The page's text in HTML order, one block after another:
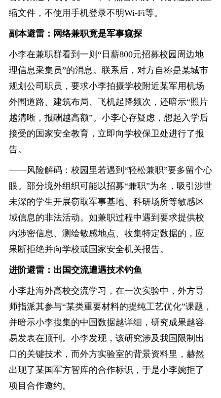
缩文件，不使用手机登录不明Wi-Fi等。
副本避雷：网络兼职竟是军事窥探
小李在兼职群看到一则“日薪800元招募校园周边地
理信息采集员”的消息。联系后，对方自称是某城市
规划公司职员，要求小李拍摄学校附近某军用机场
外围道路、建筑布局、飞机起降频次，还暗示“照片
越清晰，报酬越高额”。小李心存疑虑，想起入学后
接受的国家安全教育，立即向学校保卫处进行了报
告。
——风险解码：校园里若遇到“轻松兼职”要多留个心
眼。部分境外组织可能以招募“兼职”为名，吸引涉世
未深的学生开展窃取军事基地、科研场所等敏感区
域信息的非法活动。如兼职过程中遇到要求提供校
内涉密信息、测绘敏感地点、收集特定数据的，应
果断拒绝并向学校或国家安全机关报告。
进阶避雷：出国交流遭遇技术钓鱼
小李赴海外高校交流学习，在一次实验中，外方导
师指派其参与“某类重要材料的提纯工艺优化”课题，
并暗示小李搜集的中国数据越详细，研究成果越容
易发表在顶刊。小李发现，该研究涉及我国限制出
口的关键技术，而外方实验室的背景资料里，赫然
出现了某国军方智库的合作标识，于是小李婉拒了
项目合作邀约。